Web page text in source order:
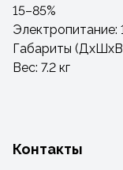
15–85%
Габариты
Вес: 7.2 кг
Контакты